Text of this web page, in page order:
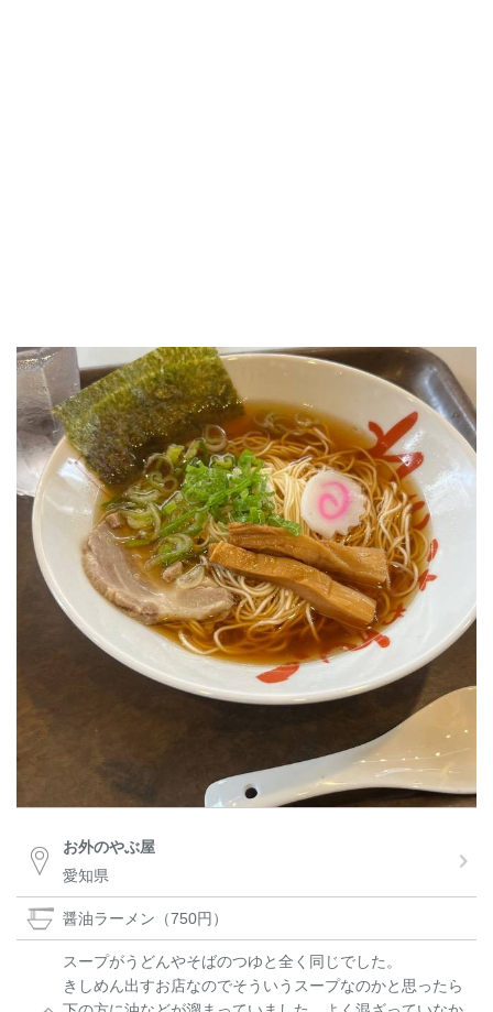
お外のやぶ屋
愛知県
醤油ラーメン（750円）
スープがうどんやそばのつゆと全く同じでした。
きしめん出すお店なのでそういうスープなのかと思ったら